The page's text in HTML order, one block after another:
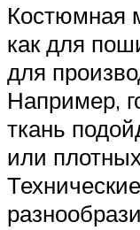
Костюмная
как для
для
Например,
ткань
или